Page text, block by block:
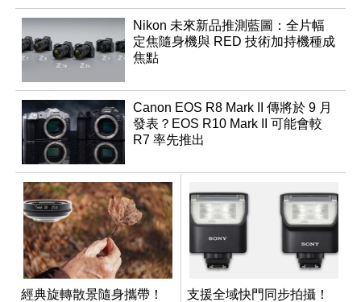
Nikon 未來新品推測藍圖：全片幅
定焦隨身機與 RED 技術加持機種成
焦點
Canon EOS R8 Mark II 傳將於 9 月
發表？EOS R10 Mark II 可能會較
R7 率先推出
經典旋轉散景隨身攜帶！
支援全域快門同步拍攝！